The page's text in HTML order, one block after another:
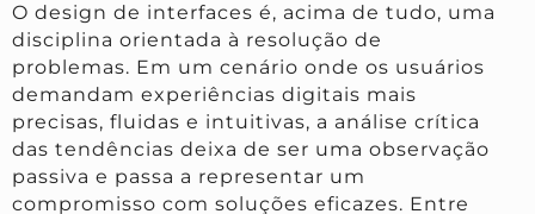
O design de interfaces é, acima de tudo, uma
disciplina orientada à resolução de
problemas. Em um cenário onde os usuários
demandam experiências digitais mais
precisas, fluidas e intuitivas, a análise crítica
das tendências deixa de ser uma observação
passiva e passa a representar um
compromisso com soluções eficazes. Entre